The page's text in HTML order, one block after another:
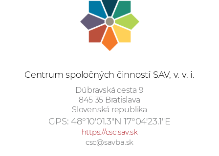
o
Centrum spoločných činností SAV, v. v. i.
Dúbravská cesta 9
845 35 Bratislava
Slovenská republika
GPS:48°10'01.3"N 17°04'23.1"E
https://csc.sav.sk
csc@savba.sk